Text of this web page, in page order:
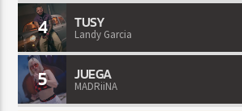
4 TUSY
Landy Garcia
5 JUEGA
MADRiiNA